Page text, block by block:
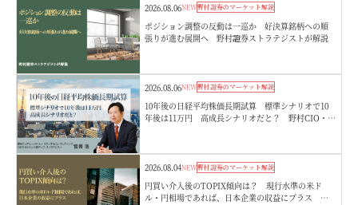
2026.08.06NEW野村證券のマーケット解説
ポジション調整の反動は一巡か 好決算銘柄への順
張りが進む展開へ 野村證券ストラテジストが解説
2026.08.06NEW野村證券のマーケット解説
10年後の日経平均株価長期試算 標準シナリオで10
年後は11万円 高成長シナリオだと？ 野村CIO・宮
2026.08.04NEW野村證券のマーケット解説
円買い介入後のTOPIX傾向は？ 現行水準の米ド
ル・円相場であれば、日本企業の収益にプラス 野